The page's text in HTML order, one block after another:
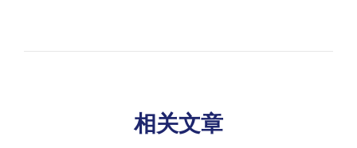
相关文章